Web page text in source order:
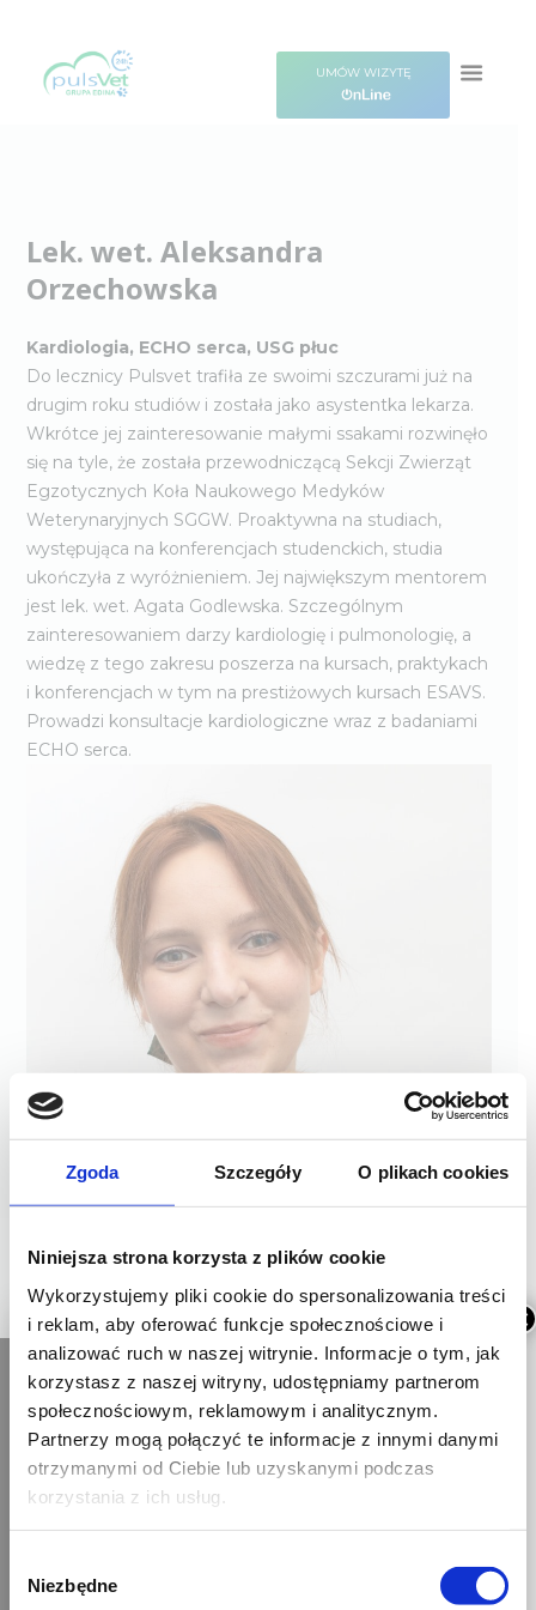
Zgoda Szczegóły O plikach cookies
Niniejsza strona korzysta z plików cookie
Wykorzystujemy pliki cookie do spersonalizowania treści
i reklam, aby oferować funkcje społecznościowe i
analizować ruch w naszej witrynie. Informacje o tym, jak
korzystasz z naszej witryny, udostępniamy partnerom
społecznościowym, reklamowym i analitycznym.
Partnerzy mogą połączyć te informacje z innymi danymi
otrzymanymi od Ciebie lub uzyskanymi podczas
korzystania z ich usług.
Niezbędne
UMÓW WIZYTĘ
Lek. wet. Aleksandra
Orzechowska
Kardiologia, ECHO serca, USG płuc
Do lecznicy Pulsvet trafiła ze swoimi szczurami już na
drugim roku studiów i została jako asystentka lekarza.
Wkrótce jej zainteresowanie małymi ssakami rozwinęło
się na tyle, że została przewodniczącą Sekcji Zwierząt
Egzotycznych Koła Naukowego Medyków
Weterynaryjnych SGGW. Proaktywna na studiach,
występująca na konferencjach studenckich, studia
ukończyła z wyróżnieniem. Jej największym mentorem
jest lek. wet. Agata Godlewska. Szczególnym
zainteresowaniem darzy kardiologię i pulmonologię, a
wiedzę z tego zakresu poszerza na kursach, praktykach
i konferencjach w tym na prestiżowych kursach ESAVS.
Prowadzi konsultacje kardiologiczne wraz z badaniami
ECHO serca.
Zmieniamy adres!
Od października 2026 r.
×